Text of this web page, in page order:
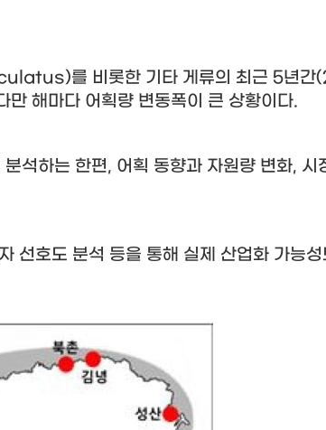
를 비롯한 기타 게류의 최근 5년간
만 해마다 어획량 변동폭이 큰 상황이다.
석하는 한편, 어획 동향과 자원량 변화, 시
선호도 분석 등을 통해 실제 산업화 가능